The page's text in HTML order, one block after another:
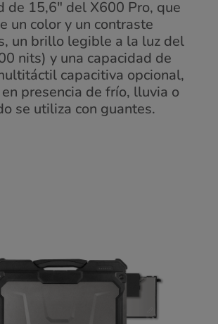
de 15,6" del X600 Pro, que
un color y un contraste
un brillo legible a la luz del
nits) y una capacidad de
capacitiva opcional,
presencia de frío, lluvia o
se utiliza con guantes.